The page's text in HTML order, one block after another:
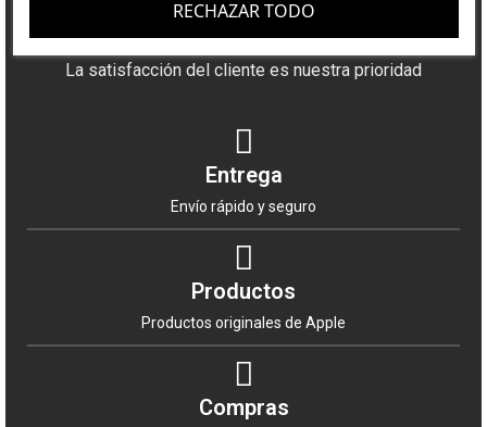
No pierdas la oportunidad de llevar tu negocio al
elección preferida de revendedores y distribuidores
¿Por qué elegirnos?
La satisfacción del cliente es nuestra prioridad
Entrega
Envío rápido y seguro
Productos
Productos originales de Apple
Compras
RECHAZAR TODO